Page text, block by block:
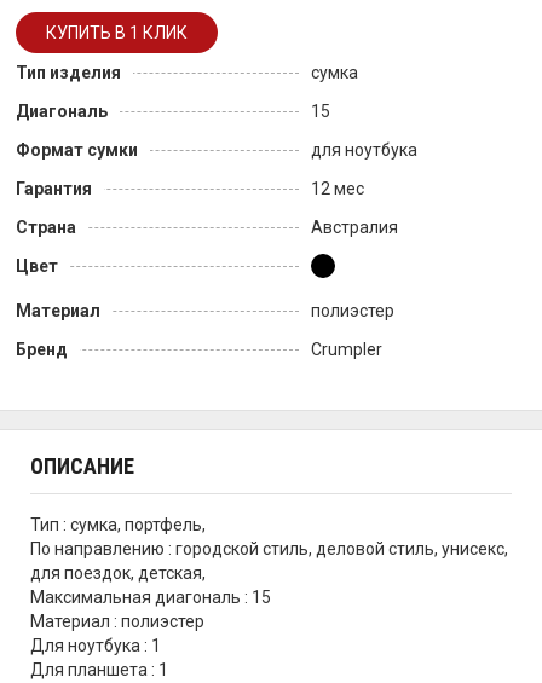
Тип изделия
сумка
Диагональ
15
Формат сумки
для ноутбука
Гарантия
12 мес
Страна
Австралия
Цвет
Материал
полиэстер
Бренд
Crumpler
ОПИСАНИЕ
Тип : сумка, портфель,
По направлению : городской стиль, деловой стиль, унисекс,
для поездок, детская,
Максимальная диагональ : 15
Материал : полиэстер
Для ноутбука : 1
Для планшета : 1